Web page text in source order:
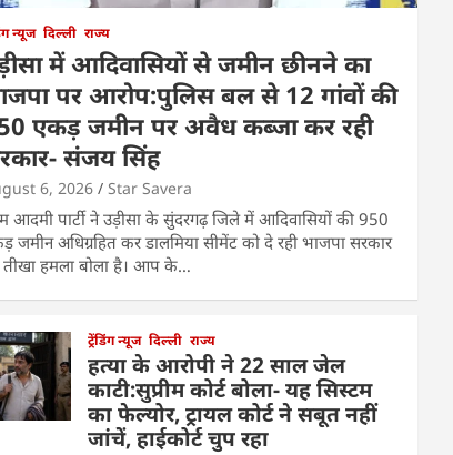
न्यूज दिल्ली राज्य
में आदिवासियों से जमीन छीनने का
पर आरोप:पुलिस बल से 12 गांवों की
एकड़ जमीन पर अवैध कब्जा कर रही
संजय सिंह
6, 2026 Star Savera
आदमी पार्टी ने उड़ीसा के सुंदरगढ़ जिले में आदिवासियों की 950
जमीन अधिग्रहित कर डालमिया सीमेंट को दे रही भाजपा सरकार
तीखा हमला बोला है। आप के…
ट्रेंडिंग न्यूज दिल्ली राज्य
हत्या के आरोपी ने 22 साल जेल
काटी:सुप्रीम कोर्ट बोला- यह सिस्टम
का फेल्योर, ट्रायल कोर्ट ने सबूत नहीं
जांचें, हाईकोर्ट चुप रहा